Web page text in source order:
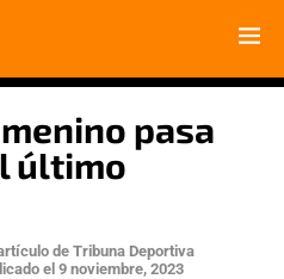
pasa
último
deTribuna Deportiva
el 9 noviembre, 2023